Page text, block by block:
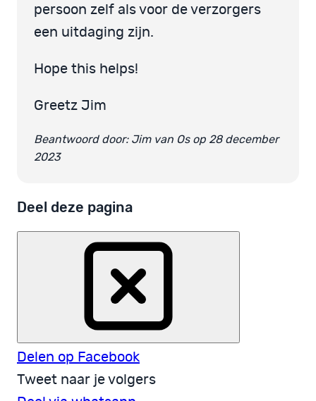
persoon zelf als voor de verzorgers
een uitdaging zijn.
Hope this helps!
Greetz Jim
Beantwoord door: Jim van Os op 28 december
2023
Deel deze pagina
Delen op Facebook
Tweet naar je volgers